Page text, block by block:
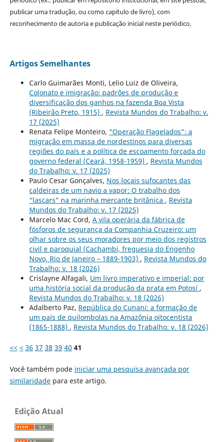
publicar uma tradução, ou como capítulo de livro), com
reconhecimento de autoria e publicação inicial neste periódico.
Artigos Semelhantes
Carlo Guimarães Monti, Lelio Luiz de Oliveira,
Colonato e imigração: padrões de produção e
diversificação dos ganhos na fazenda Boa Vista
(Ribeirão Preto, 1915) , Revista Mundos do Trabalho: v.
17 (2025)
Renata Felipe Monteiro, “Operação Flagelados”: a
migração em massa de nordestinos para diversas
regiões do país e a política de escoamento forçada do
governo federal (Ceará, 1958-1959) , Revista Mundos
do Trabalho: v. 17 (2025)
Paulo Cesar Gonçalves, Nos locais sufocantes das
caldeiras de um navio a vapor: O trabalho dos
“lascars” na marinha mercante britânica , Revista
Mundos do Trabalho: v. 17 (2025)
Marcelo Mac Cord, A vila operária da fábrica de
fósforos de segurança da Companhia Cruzeiro: um
olhar sobre os seus moradores por meio dos registros
civil e paroquial (Cachambi, freguesia do Engenho
Novo, Rio de Janeiro – 1889-1903) , Revista Mundos do
Trabalho: v. 18 (2026)
Crislayne Alfagali, Um livro imperativo e imperial: por
uma história social da produção da prata em Potosí ,
Revista Mundos do Trabalho: v. 18 (2026)
Adalberto Paz, República do Cunani: a formação de
um país de quilombolas na Amazônia oitocentista
(1865-1888) , Revista Mundos do Trabalho: v. 18 (2026)
<< < 36 37 38 39 40 41
Você também pode iniciar uma pesquisa avançada por
similaridadepara este artigo.
Edição Atual